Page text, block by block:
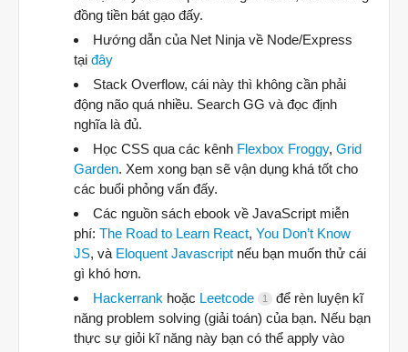
đồng tiền bát gạo đấy.
Hướng dẫn của Net Ninja về Node/Express
tại đây
Stack Overflow, cái này thì không cần phải
động não quá nhiều. Search GG và đọc định
nghĩa là đủ.
Học CSS qua các kênh Flexbox Froggy, Grid
Garden. Xem xong bạn sẽ vận dụng khá tốt cho
các buổi phỏng vấn đấy.
Các nguồn sách ebook về JavaScript miễn
phí: The Road to Learn React, You Don’t Know
JS, và Eloquent Javascript nếu bạn muốn thử cái
gì khó hơn.
Hackerrank hoặc Leetcode 1
để rèn luyện kĩ
năng problem solving (giải toán) của bạn. Nếu bạn
thực sự giỏi kĩ năng này bạn có thể apply vào